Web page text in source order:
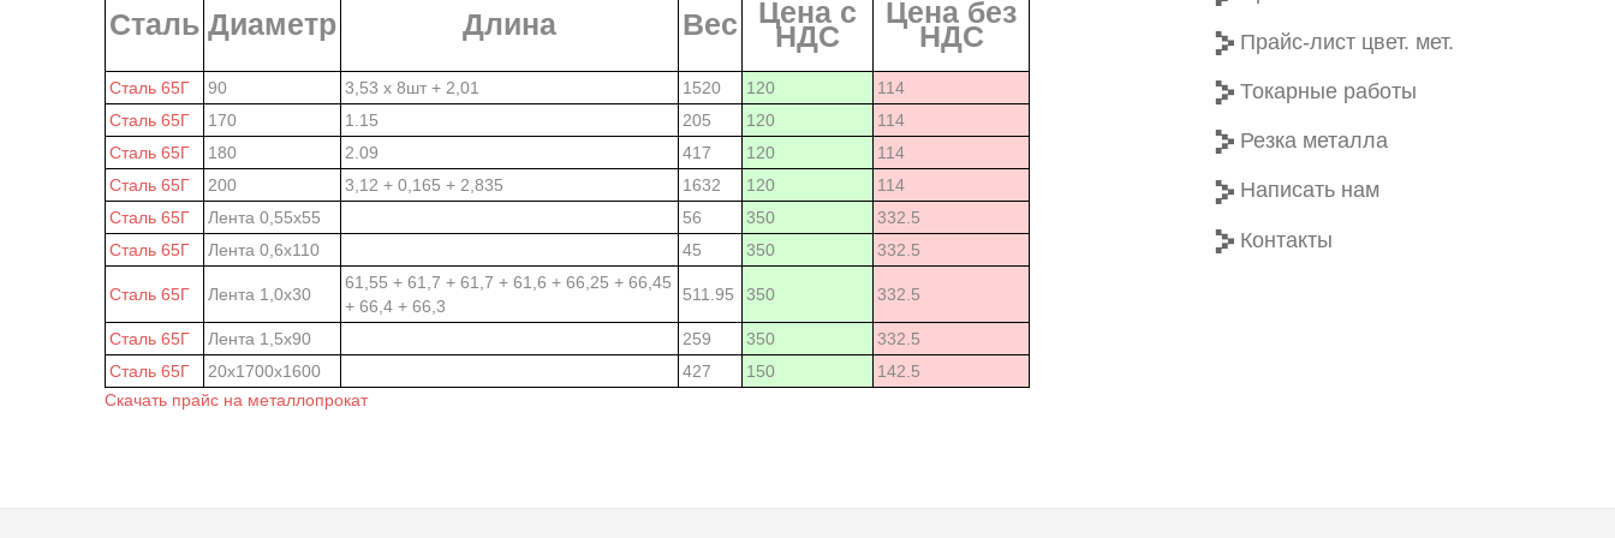
Сталь Диаметр Длина Вес Цена с
НДС
Цена без
НДС
Сталь 65Г 90 3,53 х 8шт + 2,01 1520 120
114
Сталь 65Г
170 1.15 205 120
114
Сталь 65Г
180 2.09 417 120
114
Сталь 65Г
200 3,12 + 0,165 + 2,835 1632 120
114
Сталь 65Г
Лента 0,55х55 56 350
332.5
Сталь 65Г
Лента 0,6х110 45 350 332.5
Сталь 65Г Лента 1,0х30
61,55 + 61,7 + 61,7 + 61,6 + 66,25 + 66,45
+ 66,4 + 66,3
511.95 350 332.5
Сталь 65Г Лента 1,5х90 259 350
332.5
Сталь 65Г
20х1700х1600 427 150
142.5
Скачать прайс на металлопрокат
Прайс-лист цвет. мет.
Токарные работы
Резка металла
Написать нам
Контакты